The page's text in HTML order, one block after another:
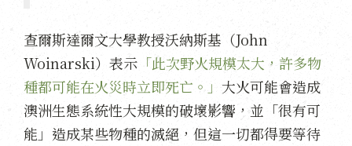
查爾斯達爾文大學教授沃納斯基（John
Woinarski）表示 「此次野火規模太大，許多物
種都可能在火災時立即死亡。」 大火可能會造成
澳洲生態系統性大規模的破壞影響，並「很有可
能」造成某些物種的滅絕，但這一切都得要等待